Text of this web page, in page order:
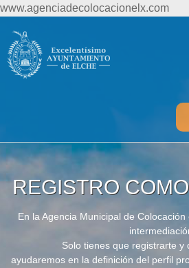
www.agenciadecolocacionelx.com
REGISTRO
En la Agencia Municipal de
Solo tienes que registrarte y
ayudaremos en la definición del perfil